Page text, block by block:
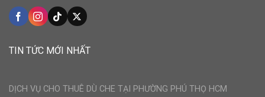
TIN TỨC MỚI NHẤT
DỊCH VỤ CHO THUÊ DÙ CHE TẠI PHƯỜNG PHÚ THỌ HCM